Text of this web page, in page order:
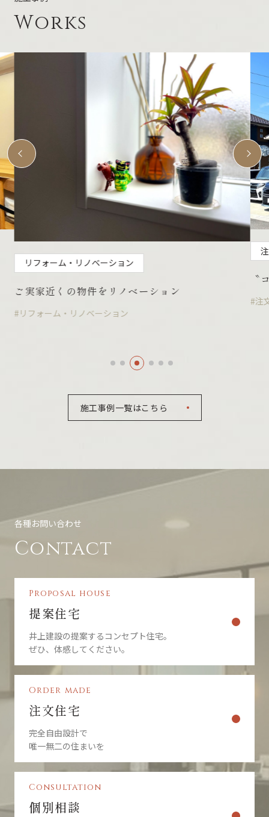
Works
リフォーム・リノベーション
ご実家近くの物件をリノベーション
#リフォーム・リノベーション
〝
#注
施工事例一覧はこちら
各種お問い合わせ
Contact
Proposal house
提案住宅
井上建設の提案するコンセプト住宅。
ぜひ、体感してください。
Order made
注文住宅
完全自由設計で
唯一無二の住まいを
Consultation
個別相談